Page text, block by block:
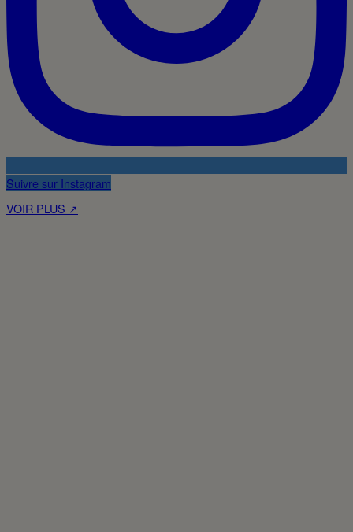
Suivre sur Instagram
VOIR PLUS ↗